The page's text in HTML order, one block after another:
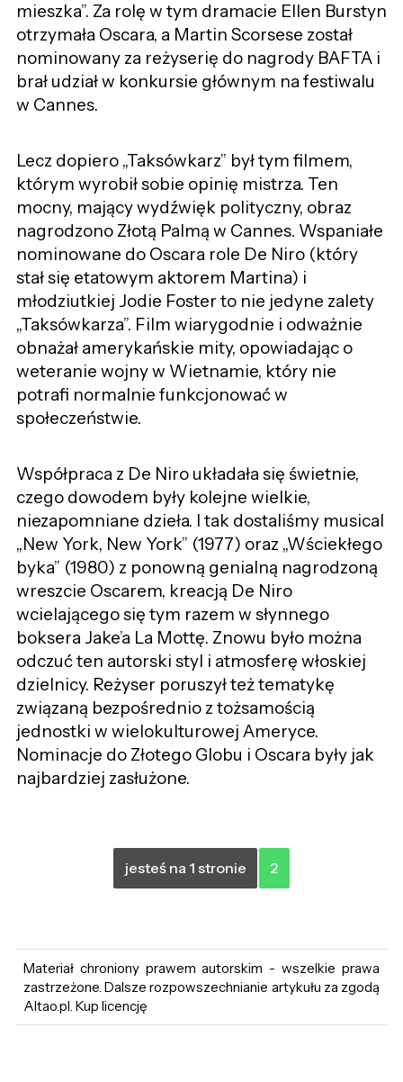
mieszka”. Za rolę w tym dramacie Ellen Burstyn
otrzymała Oscara, a Martin Scorsese został
nominowany za reżyserię do nagrody BAFTA i
brał udział w konkursie głównym na festiwalu
w Cannes.
Lecz dopiero „Taksówkarz” był tym filmem,
którym wyrobił sobie opinię mistrza. Ten
mocny, mający wydźwięk polityczny, obraz
nagrodzono Złotą Palmą w Cannes. Wspaniałe
nominowane do Oscara role De Niro (który
stał się etatowym aktorem Martina) i
młodziutkiej Jodie Foster to nie jedyne zalety
„Taksówkarza”. Film wiarygodnie i odważnie
obnażał amerykańskie mity, opowiadając o
weteranie wojny w Wietnamie, który nie
potrafi normalnie funkcjonować w
społeczeństwie.
Współpraca z De Niro układała się świetnie,
czego dowodem były kolejne wielkie,
niezapomniane dzieła. I tak dostaliśmy musical
„New York, New York” (1977) oraz „Wściekłego
byka” (1980) z ponowną genialną nagrodzoną
wreszcie Oscarem, kreacją De Niro
wcielającego się tym razem w słynnego
boksera Jake’a La Mottę. Znowu było można
odczuć ten autorski styl i atmosferę włoskiej
dzielnicy. Reżyser poruszył też tematykę
związaną bezpośrednio z tożsamością
jednostki w wielokulturowej Ameryce.
Nominacje do Złotego Globu i Oscara były jak
najbardziej zasłużone.
jesteś na 1 stronie 2
Materiał chroniony prawem autorskim - wszelkie prawa
zastrzeżone. Dalsze rozpowszechnianie artykułu za zgodą
Altao.pl. Kup licencję